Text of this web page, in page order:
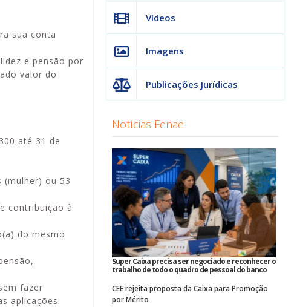
sua conta
e pensão por
valor do
até 31 de
ou 53
contribuição à
do mesmo
fazer
aplicações.
Vídeos
Imagens
Publicações Jurídicas
Notícias Fenae
Super Caixa precisa ser negociado e reconhecer o
trabalho de todo o quadro de pessoal do banco
CEE rejeita proposta da Caixa para Promoção
por Mérito